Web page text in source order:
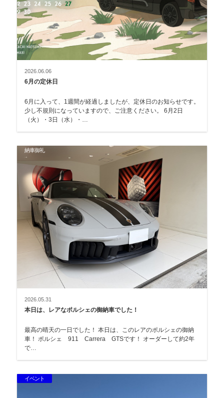
2026.06.06
6月の定休日
6月に入って、1週間が経過しましたが、定休日のお知らせです。
少し不規則になっていますので、ご注意ください。 6月2日
（火）・3日（水）・…
納車御礼
2026.05.31
本日は、レアなポルシェの御納車でした！
最高の晴天の一日でした！ 本日は、このレアのポルシェの御納
車！ ポルシェ 911 Carrera GTSです！ オーダーして約2年
で…
イベント